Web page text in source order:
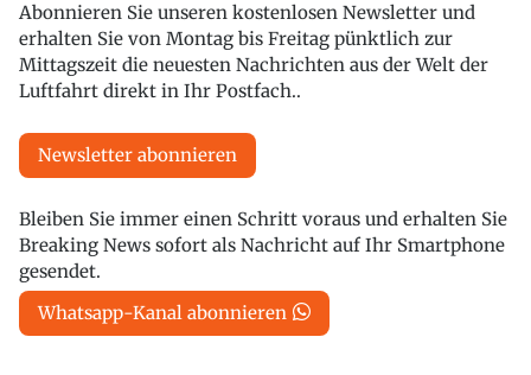
Abonnieren Sie unseren kostenlosen Newsletter und
erhalten Sie von Montag bis Freitag pünktlich zur
Mittagszeit die neuesten Nachrichten aus der Welt der
Luftfahrt direkt in Ihr Postfach..
Newsletter abonnieren
Bleiben Sie immer einen Schritt voraus und erhalten Sie
Breaking News sofort als Nachricht auf Ihr Smartphone
gesendet.
Whatsapp-Kanal abonnieren